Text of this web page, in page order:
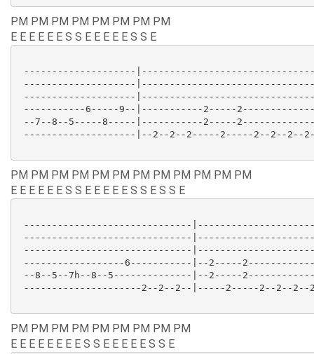
PM PM PM PM PM PM PM PM
E E E E E E S S E E E E E S S E
--------------------
--------------------
--------------------
-----------6-----9--|-----------2-----
--7--8--5-----8-----|-----------2-----
--------------------|--2--2--2-----2-----2--2--2--
PM PM PM PM PM PM PM PM PM PM PM PM
E E E E E E S S E E E E E S S E S S E
------------------------------
------------------------------
------------------------------
------------------6-----------|--2-----
--8--5--7h--8--5--------------|--2-----
---------------------2--2--2--|-----2-----2--2--2--
PM PM PM PM PM PM PM PM PM
E E E E E E E E S S E E E E E S S E